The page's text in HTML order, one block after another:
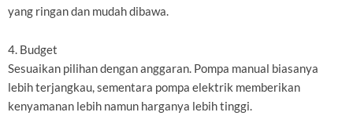
yang ringan dan mudah dibawa.
4. Budget
Sesuaikan pilihan dengan anggaran. Pompa manual biasanya
lebih terjangkau, sementara pompa elektrik memberikan
kenyamanan lebih namun harganya lebih tinggi.